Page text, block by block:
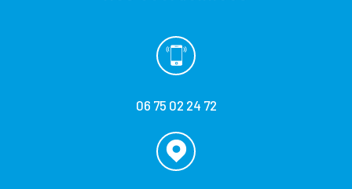
06 75 02 24 72